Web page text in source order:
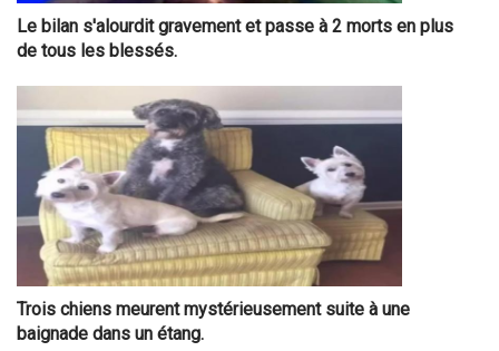
Le bilan s'alourdit gravement et passe à 2 morts en plus
de tous les blessés.
Trois chiens meurent mystérieusement suite à une
baignade dans un étang.